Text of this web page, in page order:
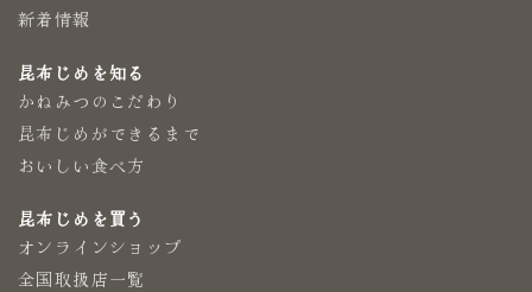
新着情報
昆布じめを知る
かねみつのこだわり
昆布じめができるまで
おいしい食べ方
昆布じめを買う
オンラインショップ
全国取扱店一覧